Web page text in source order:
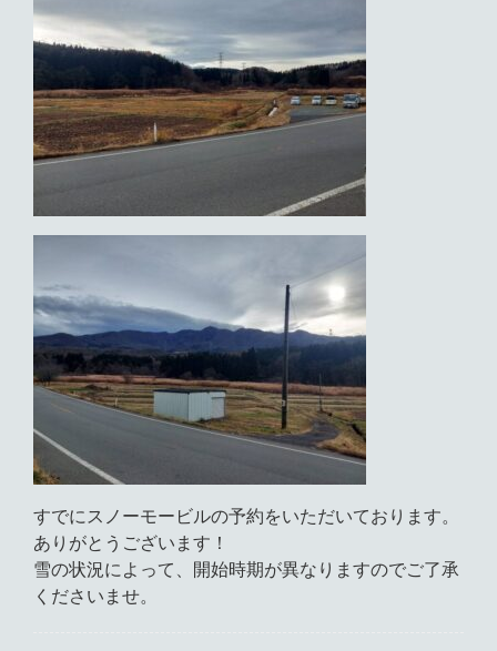
すでにスノーモービルの予約をいただいております。
ありがとうございます！
雪の状況によって、開始時期が異なりますのでご了承
くださいませ。